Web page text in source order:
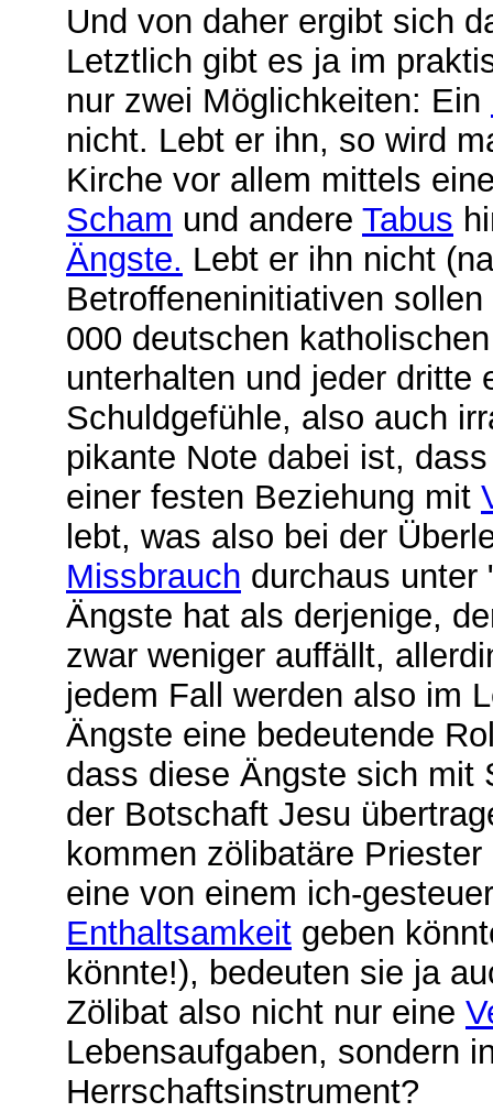
Und von daher ergibt sich
Letztlich gibt es ja im
nur zwei Möglichkeiten: Ein
nicht. Lebt er ihn, so wird
Kirche vor allem mittels
Scham und andere Tabus
Ängste. Lebt er ihn nicht
Betroffeneninitiativen
000 deutschen
unterhalten und jeder dritte
Schuldgefühle, also auch
pikante Note dabei ist,
einer festen Beziehung mit
lebt, was also bei der
Missbrauch durchaus unter
Ängste hat als derjenige,
zwar weniger auffällt,
jedem Fall werden also im
Ängste eine bedeutende
dass diese Ängste sich mit
der Botschaft Jesu
kommen zölibatäre
eine von einem ich-
Enthaltsamkeit geben
könnte!), bedeuten sie ja
Zölibat also nicht nur eine
Lebensaufgaben, sondern
Herrschaftsinstrument?